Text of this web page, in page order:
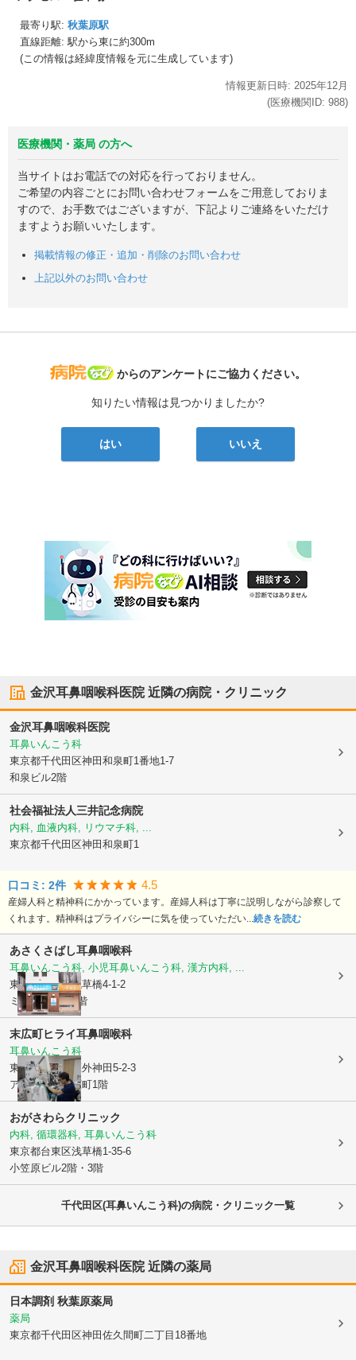
最寄り駅: 秋葉原駅
直線距離: 駅から東に約300m
(この情報は経緯度情報を元に生成しています)
情報更新日時: 2025年12月
(医療機関ID: 988)
医療機関・薬局 の方へ
当サイトはお電話での対応を行っておりません。
ご希望の内容ごとにお問い合わせフォームをご用意しておりま
すので、お手数ではございますが、下記よりご連絡をいただけ
ますようお願いいたします。
掲載情報の修正・追加・削除のお問い合わせ
上記以外のお問い合わせ
病院なび
からのアンケートにご協力ください。
知りたい情報は見つかりましたか?
はい いいえ
金沢耳鼻咽喉科医院近隣の病院・クリニック
金沢耳鼻咽喉科医院
耳鼻いんこう科
東京都千代田区神田和泉町1番地1-7
和泉ビル2階
社会福祉法人三井記念病院
内科, 血液内科, リウマチ科, ...
東京都千代田区神田和泉町1
口コミ: 2件 4.5
産婦人科と精神科にかかっています。産婦人科は丁寧に説明しながら診察して
くれます。精神科はプライバシーに気を使っていただい... 続きを読む
あさくさばし耳鼻咽喉科
耳鼻いんこう科, 小児耳鼻いんこう科, 漢方内科, ...
東京都台東区浅草橋4-1-2
ミツボシビル3階
末広町ヒライ耳鼻咽喉科
耳鼻いんこう科
東京都千代田区 外神田5-2-3
アソルティ末広町1階
おがさわらクリニック
内科, 循環器科, 耳鼻いんこう科
東京都台東区浅草橋1-35-6
小笠原ビル2階・3階
千代田区(耳鼻いんこう科)の病院・クリニック一覧
金沢耳鼻咽喉科医院近隣の薬局
日本調剤 秋葉原薬局
薬局
東京都千代田区神田佐久間町二丁目18番地